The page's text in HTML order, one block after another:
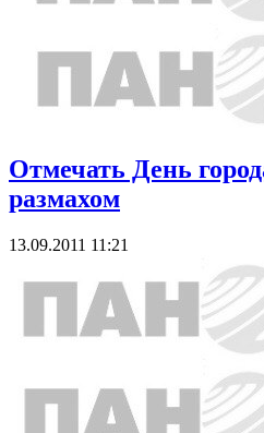
Отмечать День
размахом
13.09.2011 11:21